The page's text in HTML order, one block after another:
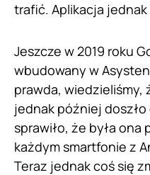
trafić. Aplikacja
Jeszcze w 2019 roku
wbudowany w
prawda, wiedzieliśmy,
jednak później
sprawiło, że była
każdym smartfonie z
Teraz jednak coś się